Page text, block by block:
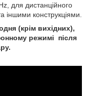
для дистанційного
іншими конструкціями.
(крім вихідних),
режимі після